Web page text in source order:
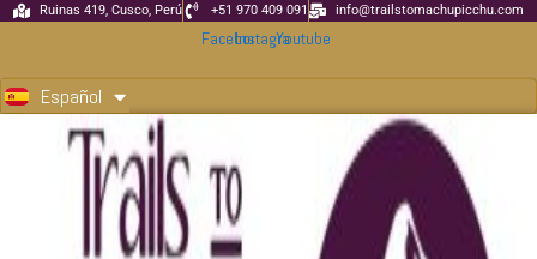
contenido
Ruinas 419, Cusco, Perú +51 970 409 091 info@trailstomachupicchu.com
FacebookInstagramYoutube
Español
English
Português